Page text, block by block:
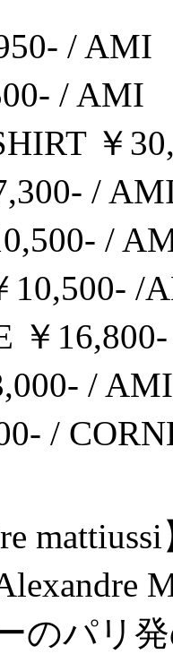
/ AMI
/ AMI
￥
/
/
10,500- /
￥
/ AMI
/
のパリ